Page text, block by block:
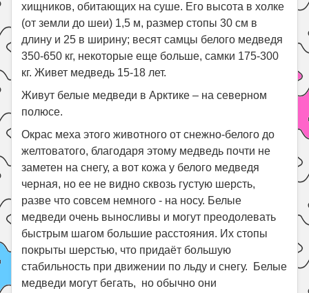
Психология
Летом!
Поиск
хищников, обитающих на суше. Его высота в холке
(от земли до шеи) 1,5 м, размер стопы 30 см в
длину и 25 в ширину; весят самцы белого медведя
350-650 кг, некоторые еще больше, самки 175-300
кг. Живет медведь 15-18 лет.
Живут белые медведи в Арктике – на северном
полюсе.
Окрас меха этого животного от снежно-белого до
желтоватого, благодаря этому медведь почти не
заметен на снегу, а вот кожа у белого медведя
черная, но ее не видно сквозь густую шерсть,
разве что совсем немного - на носу. Белые
медведи очень выносливы и могут преодолевать
быстрым шагом большие расстояния. Их стопы
покрыты шерстью, что придаёт большую
стабильность при движении по льду и снегу. Белые
медведи могут бегать, но обычно они